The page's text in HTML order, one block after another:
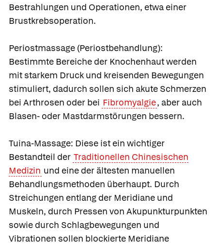
Bestrahlungen und Operationen, etwa einer
Brustkrebsoperation.
Periostmassage (Periostbehandlung):
Bestimmte Bereiche der Knochenhaut werden
mit starkem Druck und kreisenden Bewegungen
stimuliert, dadurch sollen sich akute Schmerzen
bei Arthrosen oder bei Fibromyalgie, aber auch
Blasen- oder Mastdarmstörungen bessern.
Tuina-Massage: Diese ist ein wichtiger
Bestandteil der Traditionellen Chinesischen
Medizin und eine der ältesten manuellen
Behandlungsmethoden überhaupt. Durch
Streichungen entlang der Meridiane und
Muskeln, durch Pressen von Akupunkturpunkten
sowie durch Schlagbewegungen und
Vibrationen sollen blockierte Meridiane